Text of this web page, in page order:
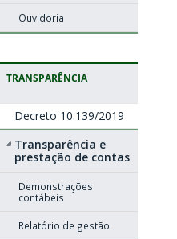
Ouvidoria
TRANSPARÊNCIA
Decreto 10.139/2019
Transparência e
prestação de contas
Demonstrações
contábeis
Relatório de gestão